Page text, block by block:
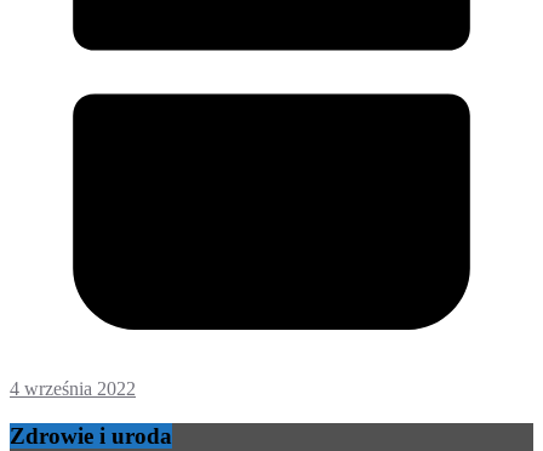
4 września 2022
Zdrowie i uroda